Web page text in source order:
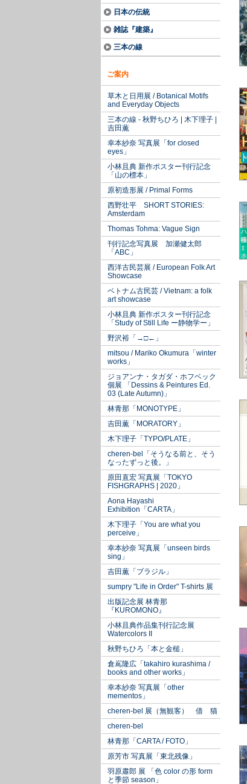
日本の伝統
雑誌『建築』
三本の線
ご案内
草木と日用展 / Botanical Motifs
and Everyday Objects
三本の線 - 秋野ちひろ | 木下理子 |
吉田薫
幸本紗奈 写真展「for closed
eyes」
小林且典 新作ポスター刊行記念
「山の標本」
原初造形展 / Primal Forms
西野壮平 SHORT STORIES:
Amsterdam
Thomas Tohma: Vague Sign
刊行記念写真展 加瀬健太郎
「ABC」
西洋古民芸展 / European Folk Art
Showcase
ベトナム古民芸 / Vietnam: a folk
art showcase
小林且典 新作ポスター刊行記念
「Study of Still Life ー静物学ー」
野沢裕「→□←」
mitsou / Mariko Okumura「winter
works」
ジョアンナ・タガダ・ホフベック
個展 「Dessins & Peintures Ed.
03 (Late Autumn)」
林青那「MONOTYPE」
吉田薫「MORATORY」
木下理子「TYPO/PLATE」
cheren-bel「そうなる前と、そう
なったずっと後。」
原田直宏 写真展「TOKYO
FISHGRAPHS | 2020」
Aona Hayashi
Exhibition「CARTA」
木下理子「You are what you
perceive」
幸本紗奈 写真展「unseen birds
sing」
吉田薫「ブラジル」
sumpry "Life in Order" T-shirts 展
出版記念展 林青那
『KUROMONO』
小林且典作品集刊行記念展
Watercolors II
秋野ちひろ「本と金槌」
倉嶌隆広「takahiro kurashima /
books and other works」
幸本紗奈 写真展「other
mementos」
cheren-bel 展（無観客） 借 猫
cheren-bel
林青那「CARTA / FOTO」
原芳市 写真展「東北残像」
羽原肅郎 展 「色 color の形 form
と季節 season」